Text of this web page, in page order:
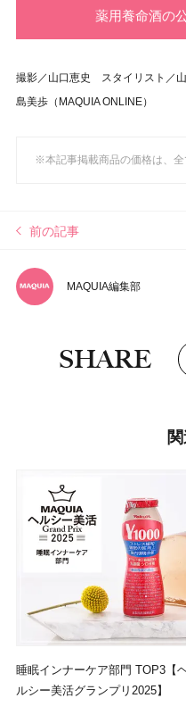
薬用養命酒の
撮影／山口恵史 スタイリスト／
島美歩（MAQUIA ONLINE）
※本記事掲載商品の価格は、全
前の記事
MAQUIA編集部
SHARE
睡眠インナーケア部門 TOP3【
ルシー美活グランプリ2025】